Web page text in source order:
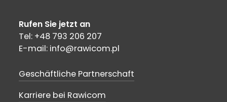
Rufen Sie jetzt an
Tel: +48 793 206 207
E-mail: info@rawicom.pl
Geschäftliche Partnerschaft
Karriere bei Rawicom